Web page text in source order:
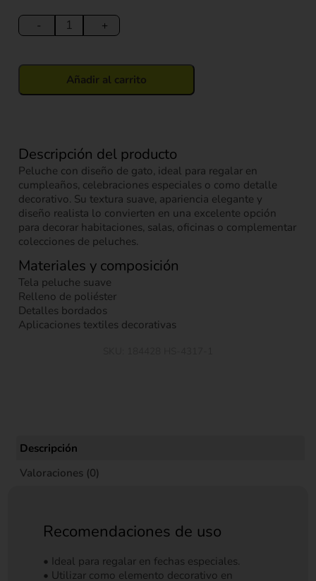
Descripción del producto
Peluche con diseño de gato, ideal para regalar en
cumpleaños, celebraciones especiales o como detalle
decorativo. Su textura suave, apariencia elegante y
diseño realista lo convierten en una excelente opción
para decorar habitaciones, salas, oficinas o complementar
colecciones de peluches.
Materiales y composición
Tela peluche suave
Relleno de poliéster
Detalles bordados
Aplicaciones textiles decorativas
-
gato
30
+
Añadir al carrito
Descripción
Valoraciones (0)
Recomendaciones de uso
• Ideal para regalar en fechas especiales.
• Utilizar como elemento decorativo en